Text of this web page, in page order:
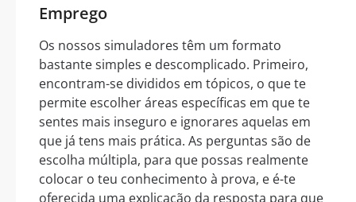
Emprego
Os nossos simuladores têm um formato
bastante simples e descomplicado. Primeiro,
encontram-se divididos em tópicos, o que te
permite escolher áreas específicas em que te
sentes mais inseguro e ignorares aquelas em
que já tens mais prática. As perguntas são de
escolha múltipla, para que possas realmente
colocar o teu conhecimento à prova, e é-te
oferecida uma explicação da resposta para que